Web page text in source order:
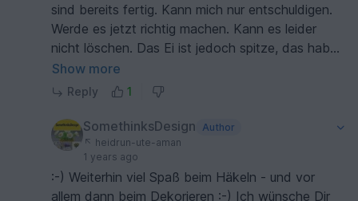
sind bereits fertig. Kann mich nur entschuldigen.
Werde es jetzt richtig machen. Kann es leider
nicht löschen. Das Ei ist jedoch spitze, das habe
ich fertig.😺
Show more
Reply 1
SomethinksDesign
Author
heidrun-ute-aman
1 years ago
:-) Weiterhin viel Spaß beim Häkeln - und vor
allem dann beim Dekorieren :-) Ich wünsche Dir